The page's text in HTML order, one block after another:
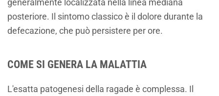
posteriore. Il sintomo classico è il dolore durante la
defecazione, che può persistere per ore.
COME SI GENERA LA MALATTIA
L'esatta patogenesi della ragade è complessa. Il